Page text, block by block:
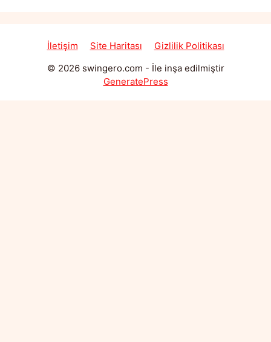
İletişim Site Haritası
Gizlilik Politikası
© 2026 swingero.com - İle inşa edilmiştir
GeneratePress